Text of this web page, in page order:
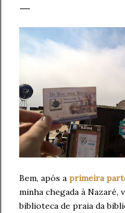
Bem, após a primeira
minha chegada à Nazaré,
biblioteca de praia da